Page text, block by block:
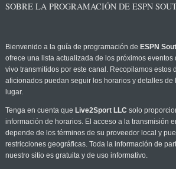
SOBRE LA PROGRAMACIÓN DE ESPN
Bienvenido a la guía de programación de ESPN
ofrece una lista actualizada de los próximos eventos
vivo transmitidos por este canal. Recopilamos estos
aficionados puedan seguir los horarios y detalles de
lugar.
Tenga en cuenta que Live2Sport LLC solo
información de horarios. El acceso a la transmisión
depende de los términos de su proveedor local y
restricciones geográficas. Toda la información de
nuestro sitio es gratuita y de uso informativo.